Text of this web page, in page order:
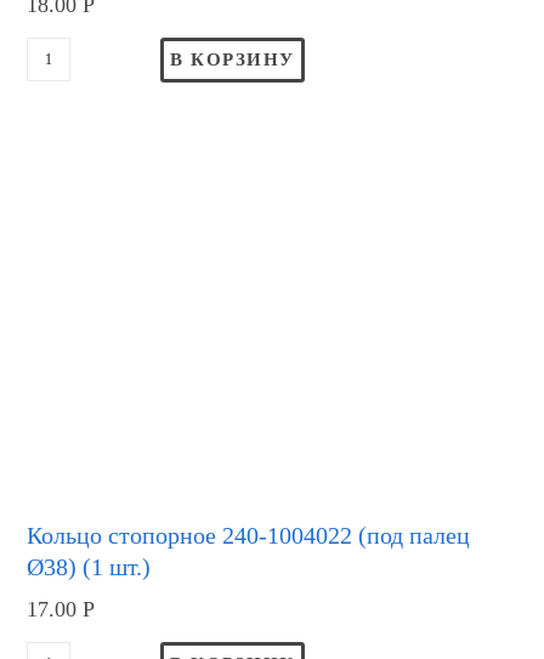
18.00Р
В КОРЗИНУ
Кольцо стопорное 240-1004022 (под палец
Ø38) (1 шт.)
17.00Р